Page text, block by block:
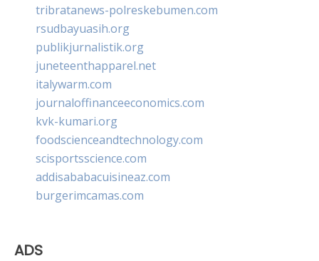
tribratanews-polreskebumen.com
rsudbayuasih.org
publikjurnalistik.org
juneteenthapparel.net
italywarm.com
journaloffinanceeconomics.com
kvk-kumari.org
foodscienceandtechnology.com
scisportsscience.com
addisababacuisineaz.com
burgerimcamas.com
ADS